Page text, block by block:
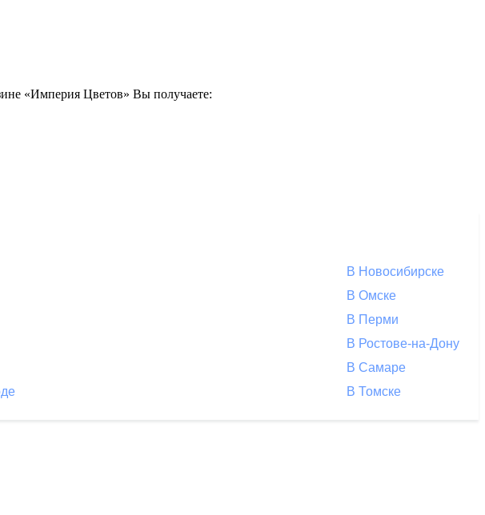
«Империя Цветов» Вы получаете:
В Новосибирске
В Омске
В Перми
В Ростове-на-Дону
В Самаре
В Томске